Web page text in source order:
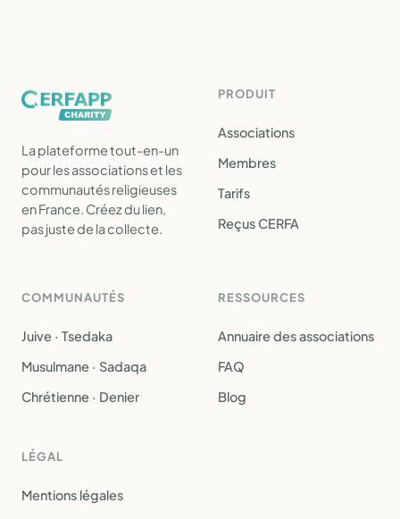
La plateforme tout-en-un
pour les associations et les
communautés religieuses
en France. Créez du lien,
pas juste de la collecte.
PRODUIT
Associations
Membres
Tarifs
Reçus CERFA
COMMUNAUTÉS
Juive · Tsedaka
Musulmane · Sadaqa
Chrétienne · Denier
RESSOURCES
Annuaire des associations
FAQ
Blog
LÉGAL
Mentions légales